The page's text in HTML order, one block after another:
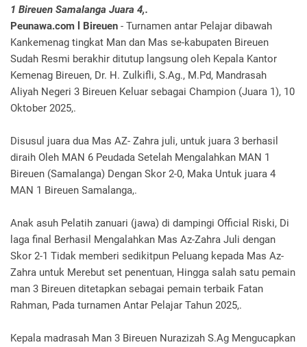
1 Bireuen Samalanga Juara 4,.
Peunawa.com l Bireuen - Turnamen antar Pelajar dibawah
Kankemenag tingkat Man dan Mas se-kabupaten Bireuen
Sudah Resmi berakhir ditutup langsung oleh Kepala Kantor
Kemenag Bireuen, Dr. H. Zulkifli, S.Ag., M.Pd, Mandrasah
Aliyah Negeri 3 Bireuen Keluar sebagai Champion (Juara 1), 10
Oktober 2025,.
Disusul juara dua Mas AZ- Zahra juli, untuk juara 3 berhasil
diraih Oleh MAN 6 Peudada Setelah Mengalahkan MAN 1
Bireuen (Samalanga) Dengan Skor 2-0, Maka Untuk juara 4
MAN 1 Bireuen Samalanga,.
Anak asuh Pelatih zanuari (jawa) di dampingi Official Riski, Di
laga final Berhasil Mengalahkan Mas Az-Zahra Juli dengan
Skor 2-1 Tidak memberi sedikitpun Peluang kepada Mas Az-
Zahra untuk Merebut set penentuan, Hingga salah satu pemain
man 3 Bireuen ditetapkan sebagai pemain terbaik Fatan
Rahman, Pada turnamen Antar Pelajar Tahun 2025,.
Kepala madrasah Man 3 Bireuen Nurazizah S.Ag Mengucapkan